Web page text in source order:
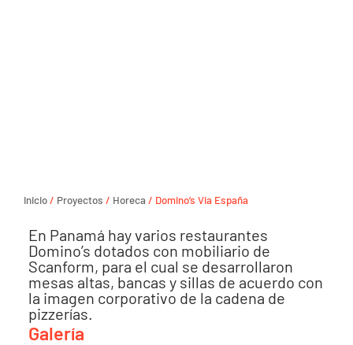
Inicio/ Proyectos / Horeca / Domino’s Via España
En Panamá hay varios restaurantes
Domino’s dotados con mobiliario de
Scanform, para el cual se desarrollaron
mesas altas, bancas y sillas de acuerdo con
la imagen corporativo de la cadena de
pizzerías.
Galería